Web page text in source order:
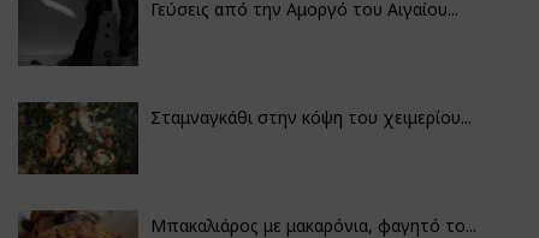
Γεύσεις από την Αμοργό του Αιγαίου...
Σταμναγκάθι στην κόψη του χειμερίου...
Μπακαλιάρος με μακαρόνια, φαγητό το...